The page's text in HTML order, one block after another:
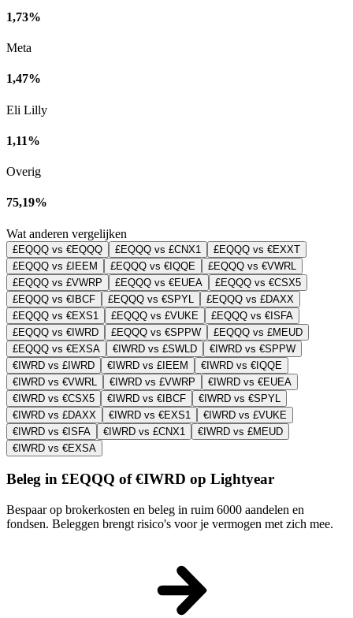
1,73%
Meta
1,47%
Eli Lilly
1,11%
Overig
75,19%
Wat anderen vergelijken
£EQQQ vs €EQQQ £EQQQ vs £CNX1
£EQQQ vs €EXXT
£EQQQ vs £IEEM
£EQQQ vs €IQQE
£EQQQ vs €VWRL
£EQQQ vs £VWRP
£EQQQ vs €EUEA
£EQQQ vs €CSX5
£EQQQ vs €IBCF
£EQQQ vs €SPYL
£EQQQ vs £DAXX
£EQQQ vs €EXS1
£EQQQ vs £VUKE
£EQQQ vs €ISFA
£EQQQ vs €IWRD
£EQQQ vs €SPPW
£EQQQ vs £MEUD
£EQQQ vs €EXSA
€IWRD vs £SWLD
€IWRD vs €SPPW
€IWRD vs £IWRD
€IWRD vs £IEEM
€IWRD vs €IQQE
€IWRD vs €VWRL
€IWRD vs £VWRP
€IWRD vs €EUEA
€IWRD vs €CSX5
€IWRD vs €IBCF
€IWRD vs €SPYL
€IWRD vs £DAXX
€IWRD vs €EXS1
€IWRD vs £VUKE
€IWRD vs €ISFA
€IWRD vs £CNX1
€IWRD vs £MEUD
€IWRD vs €EXSA
Beleg in £EQQQ of €IWRD op Lightyear
Bespaar op brokerkosten en beleg in ruim 6000 aandelen en
fondsen. Beleggen brengt risico's voor je vermogen met zich mee.